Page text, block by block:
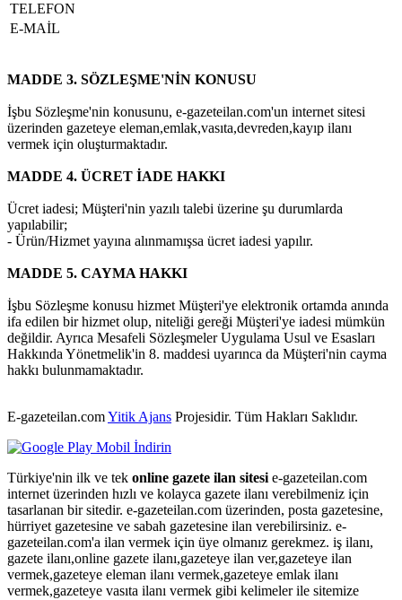
TELEFON
E-MAİL
MADDE 3. SÖZLEŞME'NİN KONUSU
İşbu Sözleşme'nin konusunu, e-gazeteilan.com'un internet sitesi
üzerinden gazeteye eleman,emlak,vasıta,devreden,kayıp ilanı
vermek için oluşturmaktadır.
MADDE 4. ÜCRET İADE HAKKI
Ücret iadesi; Müşteri'nin yazılı talebi üzerine şu durumlarda
yapılabilir;
- Ürün/Hizmet yayına alınmamışsa ücret iadesi yapılır.
MADDE 5. CAYMA HAKKI
İşbu Sözleşme konusu hizmet Müşteri'ye elektronik ortamda anında
ifa edilen bir hizmet olup, niteliği gereği Müşteri'ye iadesi mümkün
değildir. Ayrıca Mesafeli Sözleşmeler Uygulama Usul ve Esasları
Hakkında Yönetmelik'in 8. maddesi uyarınca da Müşteri'nin cayma
hakkı bulunmamaktadır.
E-gazeteilan.comYitik Ajans Projesidir. Tüm Hakları Saklıdır.
Türkiye'nin ilk ve tek online gazete ilan sitesi e-gazeteilan.com
internet üzerinden hızlı ve kolayca gazete ilanı verebilmeniz için
tasarlanan bir sitedir. e-gazeteilan.com üzerinden, posta gazetesine,
hürriyet gazetesine ve sabah gazetesine ilan verebilirsiniz. e-
gazeteilan.com'a ilan vermek için üye olmanız gerekmez. iş ilanı,
gazete ilanı,online gazete ilanı,gazeteye ilan ver,gazeteye ilan
vermek,gazeteye eleman ilanı vermek,gazeteye emlak ilanı
vermek,gazeteye vasıta ilanı vermek gibi kelimeler ile sitemize